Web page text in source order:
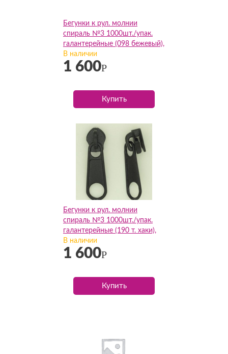
Бегунки к рул. молнии
спираль №3 1000шт./упак.
галантерейные (098 бежевый),
упак
В наличии
1 600Р
Купить
Бегунки к рул. молнии
спираль №3 1000шт./упак.
галантерейные (190 т. хаки),
упак
В наличии
1 600Р
Купить